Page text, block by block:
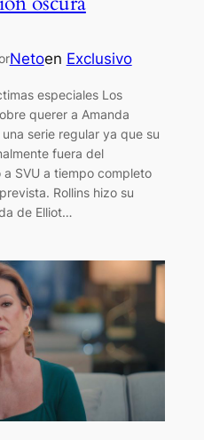
Netoen Exclusivo
especiales Los
querer a Amanda
serie regular ya que su
fuera del
SVU a tiempo completo
Rollins hizo su
de Elliot…